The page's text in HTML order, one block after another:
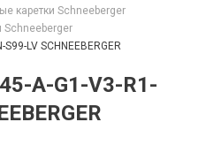
каретки Schneeberger
Schneeberger
LV SCHNEEBERGER
A-G1-V3-R1-